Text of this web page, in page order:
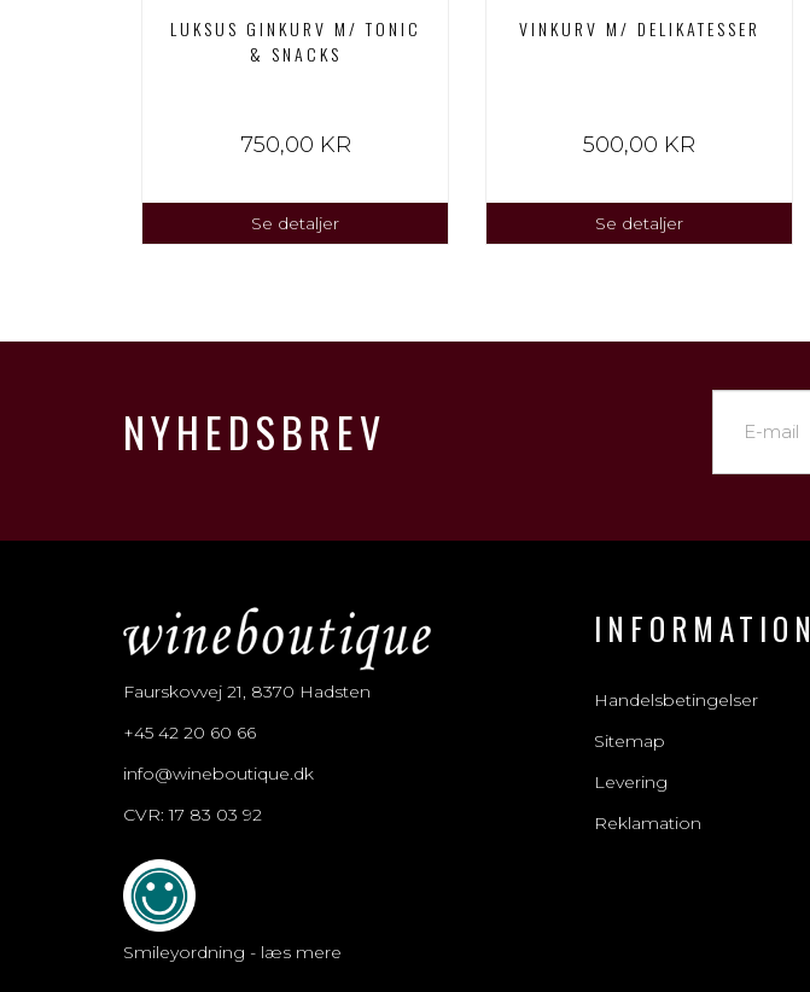
LUKSUS GINKURV M/ TONIC
& SNACKS
750,00 KR
Se detaljer
VINKURV M/ DELIKATESSER
500,00 KR
Se detaljer
NYHEDSBREV
Faurskovvej 21, 8370 Hadsten
+45 42 20 60 66
info@wineboutique.dk
CVR: 17 83 03 92
Smileyordning - læs mere
INFORMATION
Handelsbetingelser
Sitemap
Levering
Reklamation